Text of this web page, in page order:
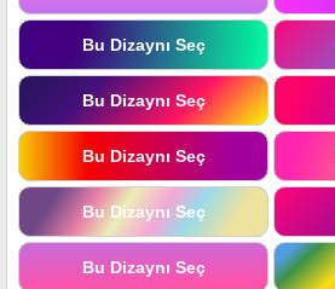
Bu Dizaynı Seç
Bu Dizaynı Seç
Bu Dizaynı Seç
Bu Dizaynı Seç
Bu Dizaynı Seç